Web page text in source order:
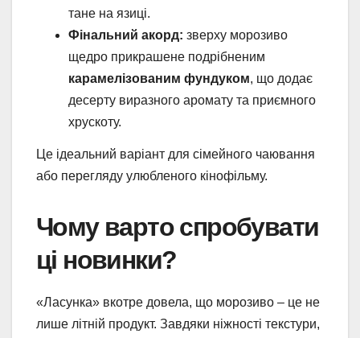
тане на язиці.
Фінальний акорд: зверху морозиво
щедро прикрашене подрібненим
карамелізованим фундуком, що додає
десерту виразного аромату та приємного
хрускоту.
Це ідеальний варіант для сімейного чаювання
або перегляду улюбленого кінофільму.
Чому варто спробувати
ці новинки?
«Ласунка» вкотре довела, що морозиво – це не
лише літній продукт. Завдяки ніжності текстури,